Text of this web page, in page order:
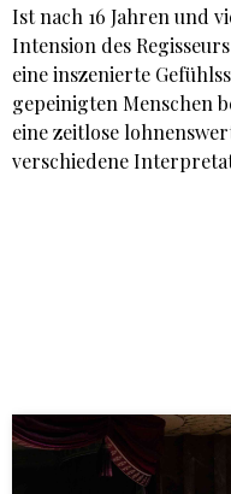
Ist nach 16 Jahren und
Intension des
eine inszenierte
gepeinigten Menschen
eine zeitlose
verschiedene